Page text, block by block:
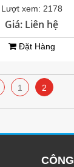
Lượt xem: 2178
Giá: Liên hệ
Đặt Hàng
1 2